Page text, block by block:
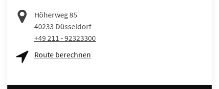
Höherweg 85
40233 Düsseldorf
+49 211 - 92323300
Route berechnen